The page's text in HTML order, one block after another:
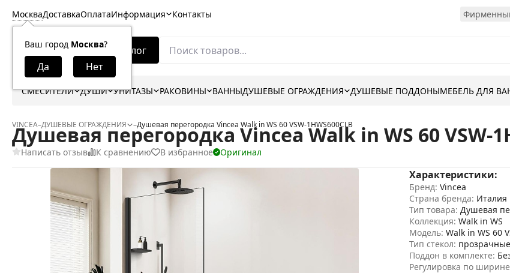
Москва
Ваш город Москва?
ДоставкаОплатаИнформация Контакты
Каталог
СМЕСИТЕЛИ ДУШИ УНИТАЗЫ РАКОВИНЫ ВАННЫДУШЕВЫЕ ОГРАЖДЕНИЯ ДУШЕВЫЕ ПОДДОНЫМЕБЕЛЬ ДЛЯ
VINCEA–ДУШЕВЫЕ ОГРАЖДЕНИЯ –Душевая перегородка Vincea Walk in WS 60 VSW-1HWS600CLB
Душевая перегородка Vincea Walk in WS 60 VSW-
Написать отзыв К сравнению В избранное Оригинал
Характеристики:
Бренд: Vincea
Страна бренда: Италия
Тип товара: Душевая
Коллекция: Walk in WS
Модель: Walk in WS 60
Тип стекол: прозрачные
Поддон в комплекте:
Регулировка по